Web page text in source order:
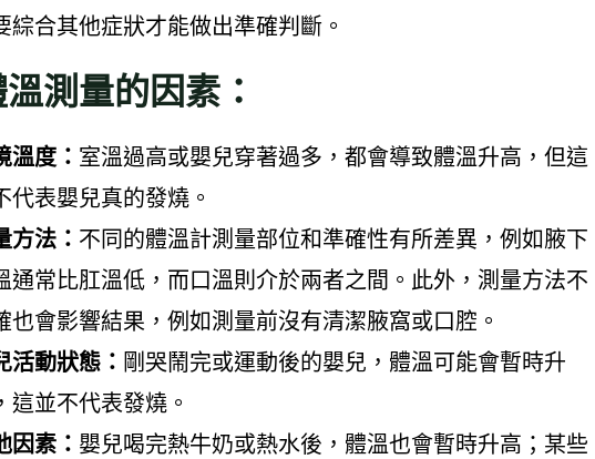
綜合其他症狀才能做出準確判斷。
測量的因素：
溫度： 室溫過高或嬰兒穿著過多，都會導致體溫升高，但這
代表嬰兒真的發燒。
方法： 不同的體溫計測量部位和準確性有所差異，例如腋下
通常比肛溫低，而口溫則介於兩者之間。此外，測量方法不
也會影響結果，例如測量前沒有清潔腋窩或口腔。
活動狀態： 剛哭鬧完或運動後的嬰兒，體溫可能會暫時升
這並不代表發燒。
因素： 嬰兒喝完熱牛奶或熱水後，體溫也會暫時升高；某些